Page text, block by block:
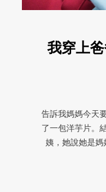
我穿上
告訴我媽媽今天
了一包洋芋片。
姨，她說她是